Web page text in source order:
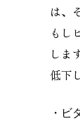
は、
もし
しま
低下
・ビ